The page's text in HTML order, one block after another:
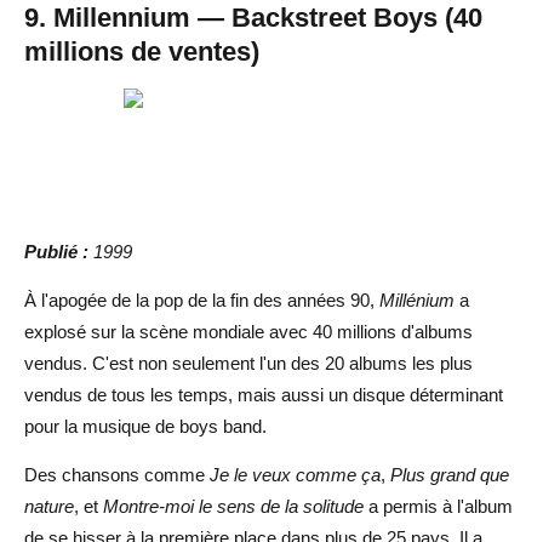
9. Millennium — Backstreet Boys (40
millions de ventes)
Publié : 1999
À l'apogée de la pop de la fin des années 90, Millénium a
explosé sur la scène mondiale avec 40 millions d'albums
vendus. C'est non seulement l'un des 20 albums les plus
vendus de tous les temps, mais aussi un disque déterminant
pour la musique de boys band.
Des chansons comme Je le veux comme ça, Plus grand que
nature, et Montre-moi le sens de la solitude a permis à l'album
de se hisser à la première place dans plus de 25 pays. Il a